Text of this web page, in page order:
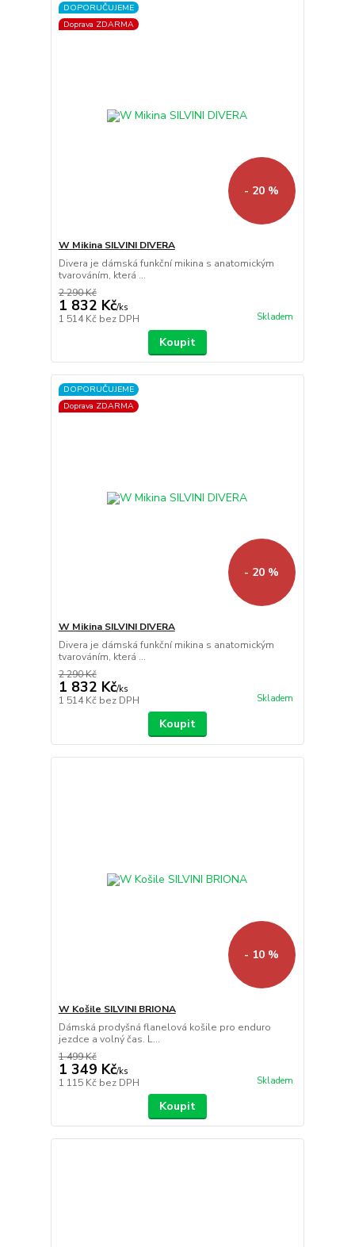
DOPORUČUJEME
Doprava ZDARMA
- 20 %
W Mikina SILVINI DIVERA
Divera je dámská funkční mikina s anatomickým
tvarováním, která ...
2 290 Kč
1 832 Kč/ks
1 514 Kč bez DPH Skladem
Koupit
DOPORUČUJEME
Doprava ZDARMA
- 20 %
W Mikina SILVINI DIVERA
Divera je dámská funkční mikina s anatomickým
tvarováním, která ...
2 290 Kč
1 832 Kč/ks
1 514 Kč bez DPH Skladem
Koupit
- 10 %
W Košile SILVINI BRIONA
Dámská prodyšná flanelová košile pro enduro
jezdce a volný čas. L...
1 499 Kč
1 349 Kč/ks
1 115 Kč bez DPH Skladem
Koupit